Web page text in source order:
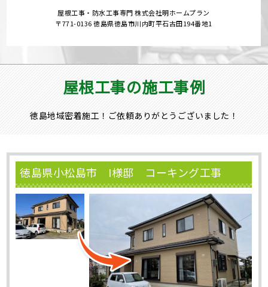
屋根工事・防水工事専門 株式会社明ホームプラン
〒771-0136 徳島県徳島市川内町平石古田194番地1
屋根工事の施工事例
徳島地域密着施工！ご依頼ありがとうございました！
徳島県小松島市 I様邸 コーキング工事